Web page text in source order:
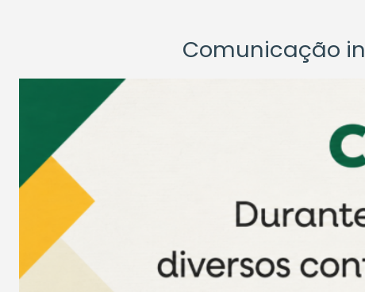
Comunicação